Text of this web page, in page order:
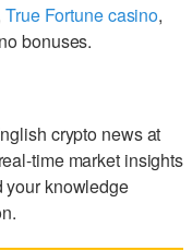
True Fortune casino,
bonuses.
crypto news at
time market insights
your knowledge